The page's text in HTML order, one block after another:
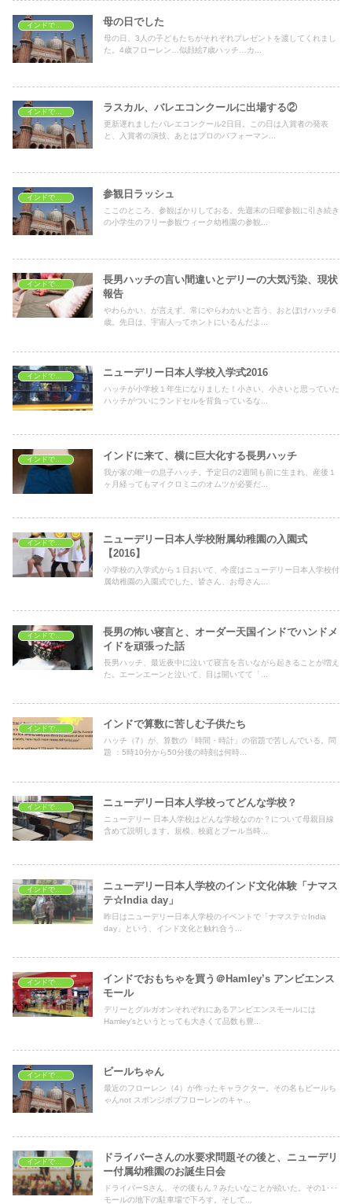
インドで子育て 母の日でした
母の日、3人の子どもたちがそれぞれプレゼントを渡してくれまし
た。4歳フローレン…似顔絵7歳ハッチ…カ...
ラスカル、バレエコンクールに出場する②
更新遅れましたバレエコンクール2日目。この日は入賞者の発表
と、入賞者の演技、あとはプロのパフォーマン...
インドで子育て 参観日ラッシュ
ここのところ、参観ばかりしておる。先週末の日曜参観に引き続き
の小学生のフリー参観ウィーク幼稚園の参観...
長男ハッチの言い間違いとデリーの大気汚染、現状
報告
やわらかい、が言えず、常にやらわかいと言う、おとぼけハッチ6
歳。先日は、宇宙人ってホントにいるんだよ...
インドで子育て ニューデリー日本人学校入学式2016
ハッチが小学校１年生になりました！小さい、小さいと思っていた
ハッチがついにランドセルを背負っているな...
インドで子育て インドに来て、横に巨大化する長男ハッチ
我が家の唯一の息子ハッチ。予定日の2週間も前に生まれ、産後１
ヶ月経ってもマイクロミニのオムツが必要だ...
ニューデリー日本人学校附属幼稚園の入園式
【2016】
小学校の入学式から１日おいて、今度はニューデリー日本人学校付
属幼稚園の入園式でした。皆さん、お母さん...
長男の怖い寝言と、オーダー天国インドでハンドメ
イドを頑張った話
長男ハッチ、最近夜中に泣いて寝言を言いながら起きることが増え
た。エーンエーンと泣いて、目は開いてて「...
インドで算数に苦しむ子供たち
ハッチ（7）が、算数の「時間・時計」の宿題で苦しんでいる。問
題 ：5時10分から50分後の時刻は何時...
ニューデリー日本人学校ってどんな学校？
ニューデリー 日本人学校はどんな学校なのか？について母親目線
含めて説明します。規模、校庭とプール当時...
インドで子育て
ニューデリー日本人学校のインド文化体験「ナマス
テ☆India day」
昨日はニューデリー日本人学校のイベントで「ナマステ☆India
day」という、インド文化と触れ合う...
インドで子育て
インドでおもちゃを買う＠Hamley’s アンビエンス
モール
デリーとグルガオンそれぞれにあるアンビエンスモールには
Hamley'sというとっても大きくて品数も豊...
インドで子育て ビールちゃん
最近のフローレン（4）が作ったキャラクター。その名もビールち
ゃんnot スポンジボブフローレンのキャ...
ドライバーさんの水要求問題その後と、ニューデリ
ー付属幼稚園のお誕生日会
ドライバーSさん、その後もん？みたいなことが続いた。その1･･･
モールの地下の駐車場で下ろす。そして...